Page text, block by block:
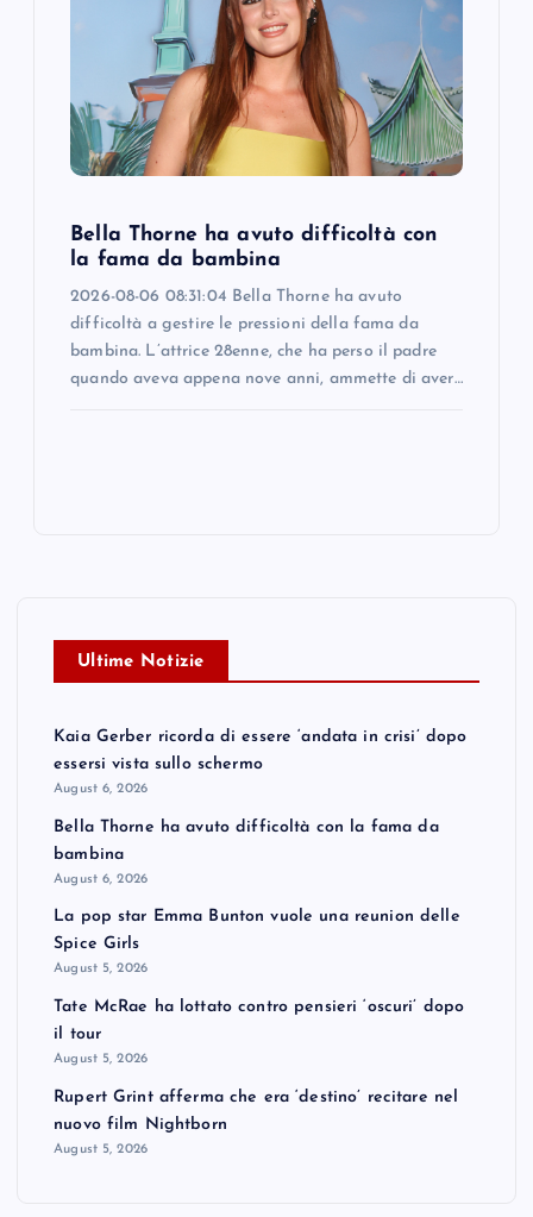
Bella Thorne ha avuto difficoltà con
la fama da bambina
2026-08-06 08:31:04 Bella Thorne ha avuto
difficoltà a gestire le pressioni della fama da
bambina. L’attrice 28enne, che ha perso il padre
quando aveva appena nove anni, ammette di aver…
Ultime Notizie
Kaia Gerber ricorda di essere ‘andata in crisi’ dopo
essersi vista sullo schermo
August 6, 2026
Bella Thorne ha avuto difficoltà con la fama da
bambina
August 6, 2026
La pop star Emma Bunton vuole una reunion delle
Spice Girls
August 5, 2026
Tate McRae ha lottato contro pensieri ‘oscuri’ dopo
il tour
August 5, 2026
Rupert Grint afferma che era ‘destino’ recitare nel
nuovo film Nightborn
August 5, 2026